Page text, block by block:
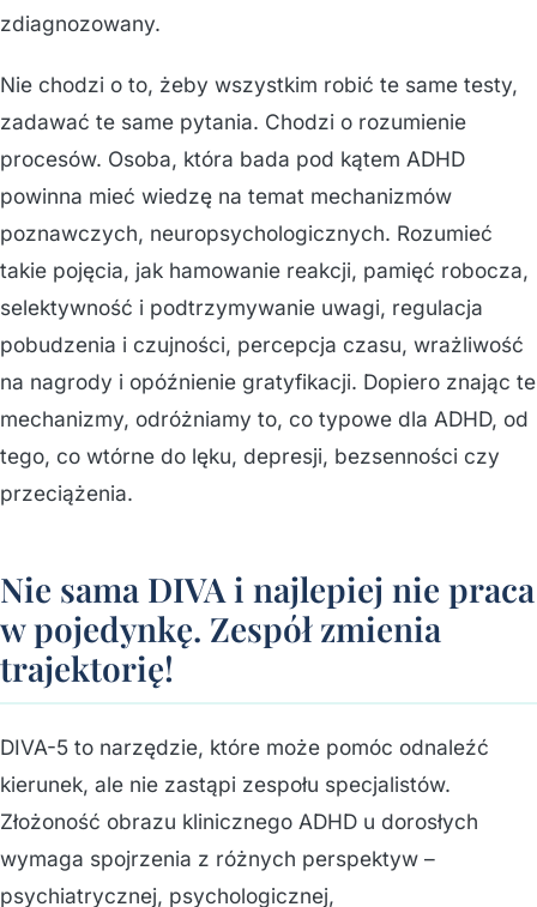
zdiagnozowany.
Nie chodzi o to, żeby wszystkim robić te same testy,
zadawać te same pytania. Chodzi o rozumienie
procesów. Osoba, która bada pod kątem ADHD
powinna mieć wiedzę na temat mechanizmów
poznawczych, neuropsychologicznych. Rozumieć
takie pojęcia, jak hamowanie reakcji, pamięć robocza,
selektywność i podtrzymywanie uwagi, regulacja
pobudzenia i czujności, percepcja czasu, wrażliwość
na nagrody i opóźnienie gratyfikacji. Dopiero znając te
mechanizmy, odróżniamy to, co typowe dla ADHD, od
tego, co wtórne do lęku, depresji, bezsenności czy
przeciążenia.
Nie sama DIVA i najlepiej nie praca
w pojedynkę. Zespół zmienia
trajektorię!
DIVA-5 to narzędzie, które może pomóc odnaleźć
kierunek, ale nie zastąpi zespołu specjalistów.
Złożoność obrazu klinicznego ADHD u dorosłych
wymaga spojrzenia z różnych perspektyw –
psychiatrycznej, psychologicznej,